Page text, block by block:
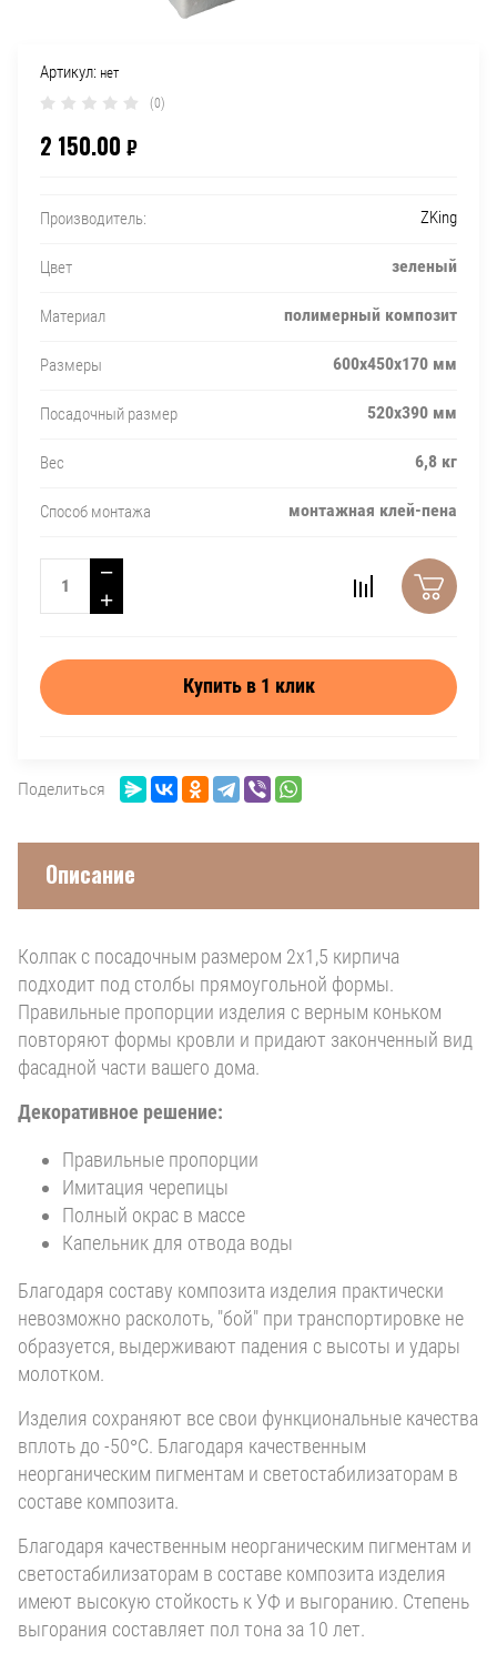
Артикул: нет
(0)
2 150.00 ₽
Производитель: ZKing
Цвет зеленый
Материал полимерный композит
Размеры 600х450х170 мм
Посадочный размер 520х390 мм
Вес 6,8 кг
Способ монтажа монтажная клей-пена
−
+
Купить в 1 клик
Поделиться
Описание
Колпак с посадочным размером 2х1,5 кирпича
подходит под столбы прямоугольной формы.
Правильные пропорции изделия с верным коньком
повторяют формы кровли и придают законченный вид
фасадной части вашего дома.
Декоративное решение:
Правильные пропорции
Имитация черепицы
Полный окрас в массе
Капельник для отвода воды
Благодаря составу композита изделия практически
невозможно расколоть, "бой" при транспортировке не
образуется, выдерживают падения с высоты и удары
молотком.
Изделия сохраняют все свои функциональные качества
вплоть до -50°С. Благодаря качественным
неорганическим пигментам и светостабилизаторам в
составе композита.
Благодаря качественным неорганическим пигментам и
светостабилизаторам в составе композита изделия
имеют высокую стойкость к УФ и выгоранию. Степень
выгорания составляет пол тона за 10 лет.